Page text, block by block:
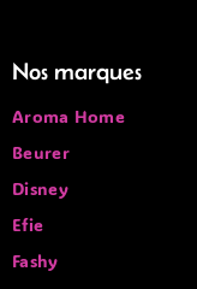
Nos marques
Aroma Home
Beurer
Disney
Efie
Fashy